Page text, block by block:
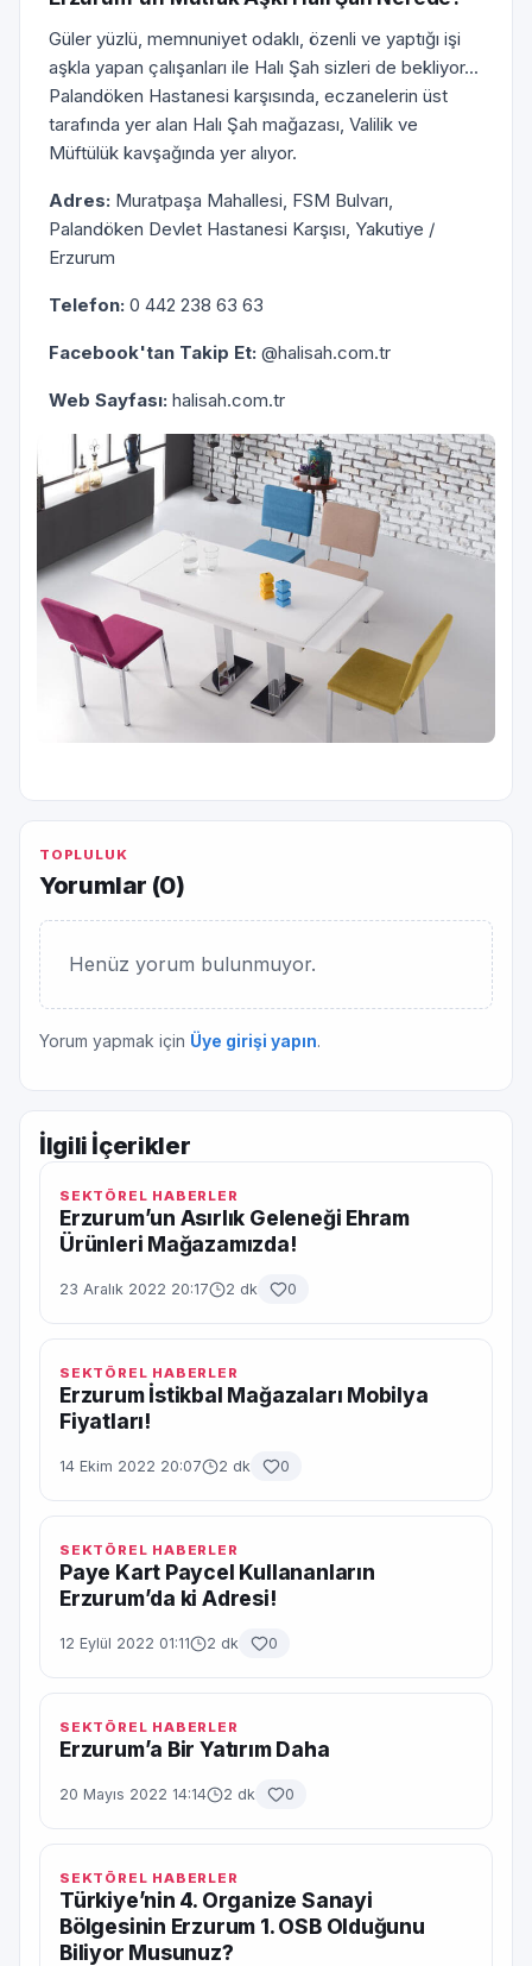
Güler yüzlü, memnuniyet odaklı, özenli ve yaptığı işi
aşkla yapan çalışanları ile Halı Şah sizleri de bekliyor...
Palandöken Hastanesi karşısında, eczanelerin üst
tarafında yer alan Halı Şah mağazası, Valilik ve
Müftülük kavşağında yer alıyor.
Adres: Muratpaşa Mahallesi, FSM Bulvarı,
Palandöken Devlet Hastanesi Karşısı, Yakutiye /
Erzurum
Telefon: 0 442 238 63 63
Facebook'tan Takip Et: @halisah.com.tr
Web Sayfası: halisah.com.tr
TOPLULUK
Yorumlar (0)
Henüz yorum bulunmuyor.
Yorum yapmak için Üye girişi yapın.
İlgili İçerikler
SEKTÖREL HABERLER
Erzurum’un Asırlık Geleneği Ehram
Ürünleri Mağazamızda!
23 Aralık 2022 20:17 2 dk 0
SEKTÖREL HABERLER
Erzurum İstikbal Mağazaları Mobilya
Fiyatları!
14 Ekim 2022 20:07 2 dk 0
SEKTÖREL HABERLER
Paye Kart Paycel Kullananların
Erzurum’da ki Adresi!
12 Eylül 2022 01:11 2 dk 0
SEKTÖREL HABERLER
Erzurum’a Bir Yatırım Daha
20 Mayıs 2022 14:14 2 dk 0
SEKTÖREL HABERLER
Türkiye’nin 4. Organize Sanayi
Bölgesinin Erzurum 1. OSB Olduğunu
Biliyor Musunuz?